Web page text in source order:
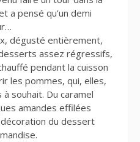
a pensé qu’un demi
dégusté entièrement,
assez régressifs,
pendant la cuisson
les pommes, qui, elles,
souhait. Du caramel
amandes effilées
du dessert